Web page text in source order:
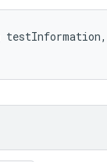
testInformation,